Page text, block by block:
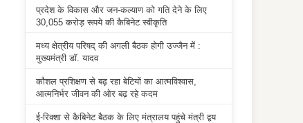
प्रदेश के विकास और जन-कल्याण को गति देने के लिए
30,055 करोड़ रूपये की कैबिनेट स्वीकृति
मध्य क्षेत्रीय परिषद् की अगली बैठक होगी उज्जैन में :
मुख्यमंत्री डॉ. यादव
कौशल प्रशिक्षण से बढ़ रहा बेटियों का आत्मविश्वास,
आत्मनिर्भर जीवन की ओर बढ़ रहे कदम
ई-रिक्शा से कैबिनेट बैठक के लिए मंत्रालय पहुंचे मंत्री द्वय